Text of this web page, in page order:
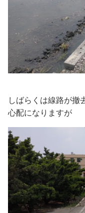
しばらくは線路が撤
心配になりますが